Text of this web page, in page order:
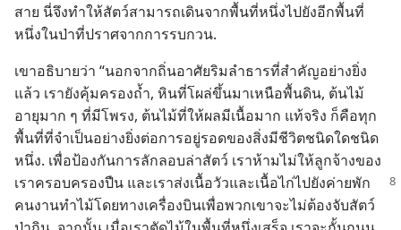
สาย นี่​จึง​ทำ​ให้​สัตว์​สามารถ​เดิน​จาก​พื้น​ที่​หนึ่ง​ไป​ยัง​อีก​พื้น​ที่​
หนึ่ง​ใน​ป่า​ที่​ปราศจาก​การ​รบกวน.
เขา​อธิบาย​ว่า “นอก​จาก​ถิ่น​อาศัย​ริม​ลำธาร​ที่​สำคัญ​อย่าง​ยิ่ง​
แล้ว เรา​ยัง​คุ้มครอง​ถ้ำ, หิน​ที่​โผล่​ขึ้น​มา​เหนือ​พื้น​ดิน, ต้น​ไม้​
อายุ​มาก ๆ ที่​มี​โพรง, ต้น​ไม้​ที่​ให้​ผล​มี​เนื้อ​มาก แท้​จริง ก็​คือ​ทุก​
พื้น​ที่​ที่​จำเป็น​อย่าง​ยิ่ง​ต่อ​การ​อยู่​รอด​ของ​สิ่ง​มี​ชีวิต​ชนิด​ใด​ชนิด​
หนึ่ง. เพื่อ​ป้องกัน​การ​ลักลอบ​ล่า​สัตว์ เรา​ห้าม​ไม่​ให้​ลูกจ้าง​ของ​
เรา​ครอบครอง​ปืน และ​เรา​ส่ง​เนื้อ​วัว​และ​เนื้อ​ไก่​ไป​ยัง​ค่าย​พัก​
คน​งาน​ทำ​ไม้​โดย​ทาง​เครื่องบิน​เพื่อ​พวก​เขา​จะ​ไม่​ต้อง​จับ​สัตว์​